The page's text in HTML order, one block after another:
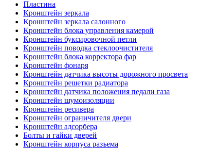
Пластина
Кронштейн зеркала
Кронштейн зеркала салонного
Кронштейн блока управления камерой
Кронштейн буксировочной петли
Кронштейн поводка стеклоочистителя
Кронштейн блока корректора фар
Кронштейн фонаря
Кронштейн датчика высоты дорожного просвета
Кронштейн решетки радиатора
Кронштейн датчика положения педали газа
Кронштейн шумоизоляции
Кронштейн ресивера
Кронштейн ограничителя двери
Кронштейн адсорбера
Болты и гайки дверей
Кронштейн корпуса разъема